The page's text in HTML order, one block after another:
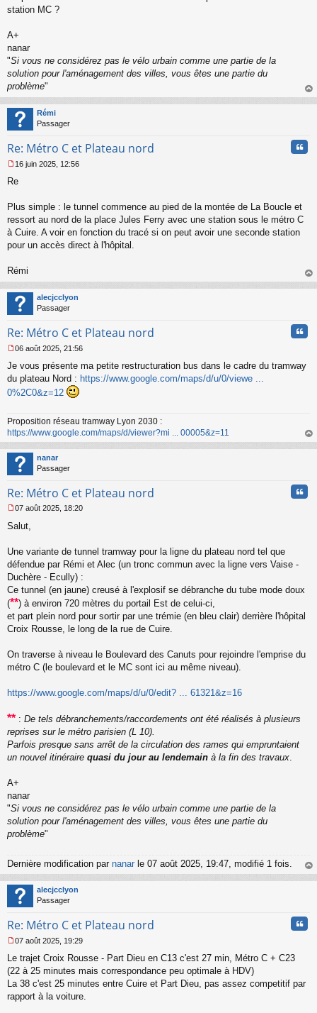
station MC ?
A+
nanar
"Si vous ne considérez pas le vélo urbain comme une partie de la
solution pour l'aménagement des villes, vous êtes une partie du
problème"
au
Rémi
Passager
Re: Métro C et Plateau nord
e
s
g
e
n
n
u
16 juin 2025, 12:56
Re
Plus simple : le tunnel commence au pied de la montée de La Boucle et
ressort au nord de la place Jules Ferry avec une station sous le métro C
à Cuire. A voir en fonction du tracé si on peut avoir une seconde station
pour un accès direct à l'hôpital.
Rémi
au
alecjcclyon
Passager
Re: Métro C et Plateau nord
e
s
s
a
e
n
o
n
l
u
06 août 2025, 21:56
Je vous présente ma petite restructuration bus dans le cadre du tramway
du plateau Nord : https://www.google.com/maps/d/u/0/viewe ...
0%2C0&z=12
Proposition réseau tramway Lyon 2030 :
https://www.google.com/maps/d/viewer?mi ... 00005&z=11
au
nanar
Passager
Re: Métro C et Plateau nord
e
s
a
g
e
n
o
u
07 août 2025, 18:20
Salut,
Une variante de tunnel tramway pour la ligne du plateau nord tel que
défendue par Rémi et Alec (un tronc commun avec la ligne vers Vaise -
Duchère - Ecully) :
Ce tunnel (en jaune) creusé à l'explosif se débranche du tube mode doux
(**) à environ 720 mètres du portail Est de celui-ci,
et part plein nord pour sortir par une trémie (en bleu clair) derrière l'hôpital
Croix Rousse, le long de la rue de Cuire.
On traverse à niveau le Boulevard des Canuts pour rejoindre l'emprise du
métro C (le boulevard et le MC sont ici au même niveau).
https://www.google.com/maps/d/u/0/edit? ... 61321&z=16
** : De tels débranchements/raccordements ont été réalisés à plusieurs
reprises sur le métro parisien (L 10).
Parfois presque sans arrêt de la circulation des rames qui empruntaient
un nouvel itinéraire quasi du jour au lendemain à la fin des travaux
A+
nanar
"Si vous ne considérez pas le vélo urbain comme une partie de la
solution pour l'aménagement des villes, vous êtes une partie du
problème"
Dernière modification par nanar le 07 août 2025, 19:47, modifié 1 fois.
au
alecjcclyon
Passager
Re: Métro C et Plateau nord
e
s
s
g
07 août 2025, 19:29
Le trajet Croix Rousse - Part Dieu en C13 c'est 27 min, Métro C + C23
(22 à 25 minutes mais correspondance peu optimale à HDV)
La 38 c'est 25 minutes entre Cuire et Part Dieu, pas assez competitif par
rapport à la voiture.